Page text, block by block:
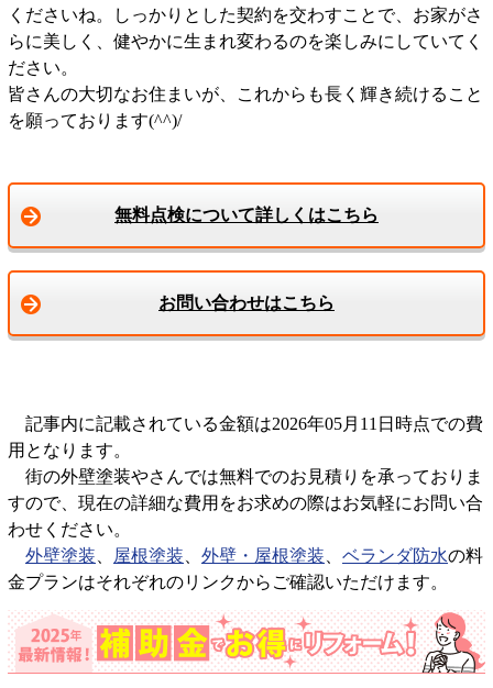
くださいね。しっかりとした契約を交わすことで、お家がさ
らに美しく、健やかに生まれ変わるのを楽しみにしていてく
ださい。
皆さんの大切なお住まいが、これからも長く輝き続けること
を願っております(^^)/
無料点検について詳しくはこちら
お問い合わせはこちら
記事内に記載されている金額は2026年05月11日時点での費
用となります。
街の外壁塗装やさんでは無料でのお見積りを承っておりま
すので、現在の詳細な費用をお求めの際はお気軽にお問い合
わせください。
外壁塗装
屋根塗装 外壁・屋根塗装 ベランダ防水の料
金プランはそれぞれのリンクからご確認いただけます。